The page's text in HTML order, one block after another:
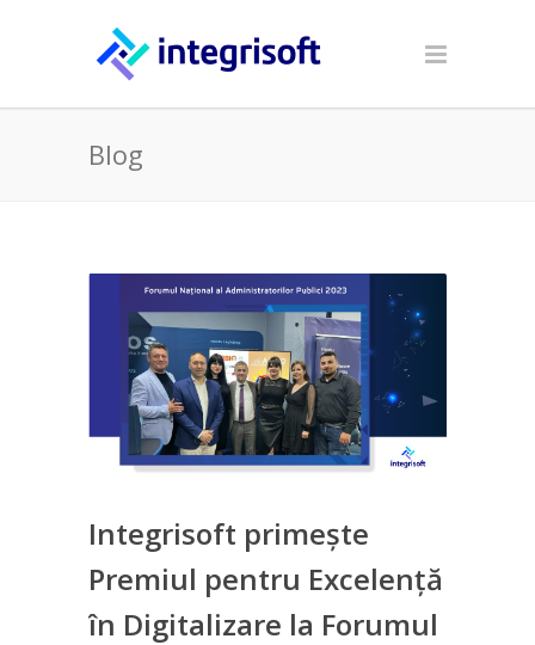
Blog
Integrisoft primește
Premiul pentru Excelență
în Digitalizare la Forumul